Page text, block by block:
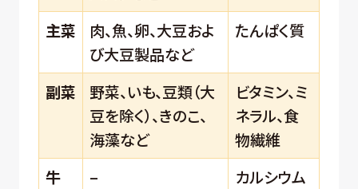
主菜
肉、魚、卵、大豆およ
び大豆製品など
たんぱく質
副菜
野菜、いも、豆類（大
豆を除く）、きのこ、
海藻など
ビタミン、ミ
ネラル、食
物繊維
牛
– カルシウム